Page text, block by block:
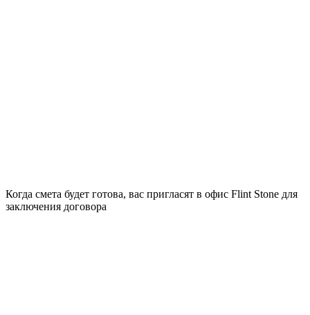
Когда смета будет готова, вас пригласят в офис Flint Stone для
заключения договора